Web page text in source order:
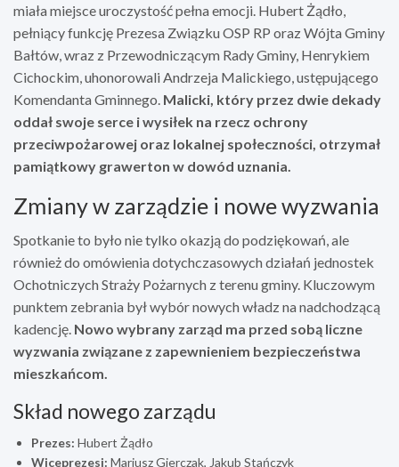
miała miejsce uroczystość pełna emocji. Hubert Żądło,
pełniący funkcję Prezesa Związku OSP RP oraz Wójta Gminy
Bałtów, wraz z Przewodniczącym Rady Gminy, Henrykiem
Cichockim, uhonorowali Andrzeja Malickiego, ustępującego
Komendanta Gminnego. Malicki, który przez dwie dekady
oddał swoje serce i wysiłek na rzecz ochrony
przeciwpożarowej oraz lokalnej społeczności, otrzymał
pamiątkowy grawerton w dowód uznania.
Zmiany w zarządzie i nowe wyzwania
Spotkanie to było nie tylko okazją do podziękowań, ale
również do omówienia dotychczasowych działań jednostek
Ochotniczych Straży Pożarnych z terenu gminy. Kluczowym
punktem zebrania był wybór nowych władz na nadchodzącą
kadencję. Nowo wybrany zarząd ma przed sobą liczne
wyzwania związane z zapewnieniem bezpieczeństwa
mieszkańcom.
Skład nowego zarządu
Prezes: Hubert Żądło
Wiceprezesi: Mariusz Gierczak, Jakub Stańczyk